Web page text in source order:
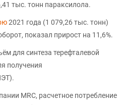
тыс. тонн параксилола.
2021 года (1 079,26 тыс. тонн)
показал прирост на 11,6%.
для синтеза терефталевой
получения
MRC, расчетное потребление